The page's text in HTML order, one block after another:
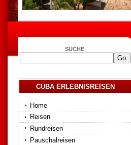
SUCHE
CUBA ERLEBNISREISEN
Home
Reisen
Rundreisen
Pauschalreisen